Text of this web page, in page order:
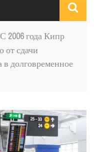
С 2006 года Кипр
от сдачи
долговременное